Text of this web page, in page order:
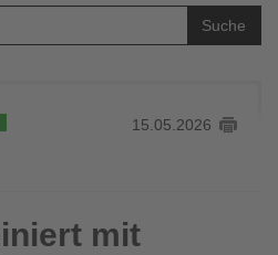
Suche
15.05.2026
Architektur und
mit